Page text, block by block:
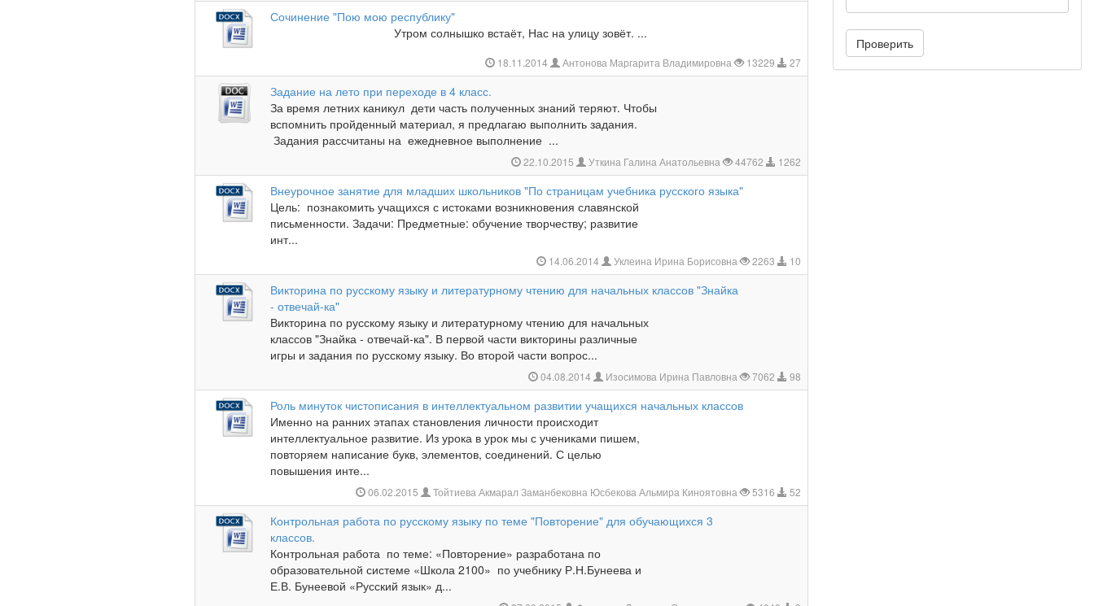
Сочинение "Пою мою республику"
Утром солнышко встаёт, Нас на улицу зовёт. ...
18.11.2014 Антонова Маргарита Владимировна 13229 27
Задание на лето при переходе в 4 класс.
За время летних каникул дети часть полученных знаний теряют. Чтобы
вспомнить пройденный материал, я предлагаю выполнить задания.
Задания рассчитаны на ежедневное выполнение ...
22.10.2015 Уткина Галина Анатольевна 44762 1262
Внеурочное занятие для младших школьников "По страницам учебника русского языка"
Цель: познакомить учащихся с истоками возникновения славянской
письменности. Задачи: Предметные: обучение творчеству; развитие
инт...
14.06.2014 Уклеина Ирина Борисовна 2263 10
Викторина по русскому языку и литературному чтению для начальных классов "Знайка
- отвечай-ка"
Викторина по русскому языку и литературному чтению для начальных
классов "Знайка - отвечай-ка". В первой части викторины различные
игры и задания по русскому языку. Во второй части вопрос...
04.08.2014 Изосимова Ирина Павловна 7062 98
Роль минуток чистописания в интеллектуальном развитии учащихся начальных классов
Именно на ранних этапах становления личности происходит
интеллектуальное развитие. Из урока в урок мы с учениками пишем,
повторяем написание букв, элементов, соедине­ний. С целью
повышения инте...
06.02.2015 Тойтиева Акмарал Заманбековна Юсбекова Альмира Киноятовна 5316 52
Контрольная работа по русскому языку по теме "Повторение" для обучающихся 3
классов.
Контрольная работа по теме: «Повторение» разработана по
образовательной системе «Школа 2100» по учебнику Р.Н.Бунеева и
Е.В. Бунеевой «Русский язык» д...
Проверить